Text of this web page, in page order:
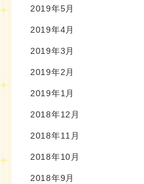
2019年5月
2019年4月
2019年3月
2019年2月
2019年1月
2018年12月
2018年11月
2018年10月
2018年9月